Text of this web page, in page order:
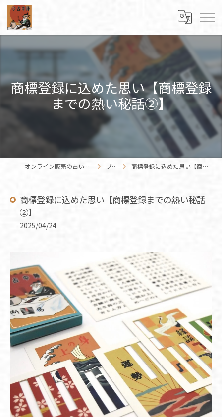
商標登録に込めた思い【商標登録
までの熱い秘話②】
オンライン販売の占いカードはENISHIWORK ブログ 商標登録に込めた思い【商標登録までの熱い秘話②】
商標登録に込めた思い【商標登録までの熱い秘話
②】
2025/04/24